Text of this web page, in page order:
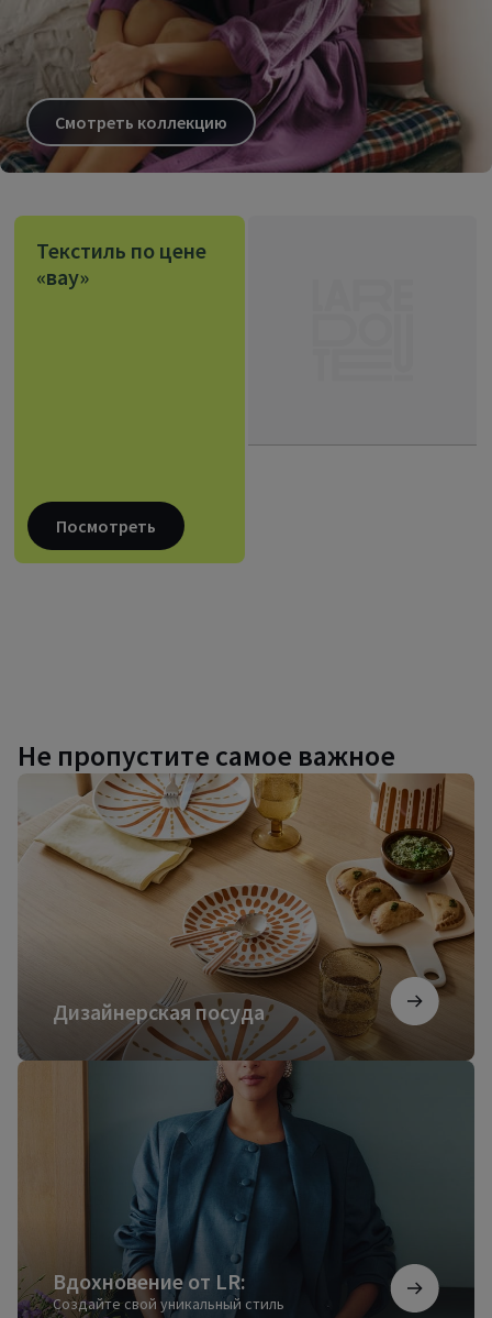
Смотреть коллекцию
Текстиль по цене
«вау»
Посмотреть
Не пропустите самое важное
Дизайнерская посуда
Дизайнерская
Вдохновение от LR:
Создайте свой уникальный стиль
Вдохновение